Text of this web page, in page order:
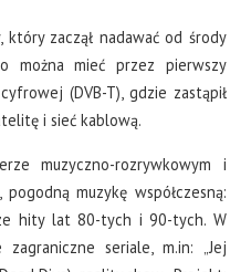
zaczął nadawać od środy
można mieć przez pierwszy
(DVB-T), gdzie zastąpił
i sieć kablową.
muzyczno-rozrywkowym i
muzykę współczesną:
hity lat 80-tych i 90-tych. W
seriale, m.in: „Jej